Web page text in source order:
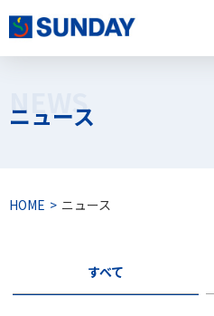
株式会社サンデー
NEWS
ニュース
HOME ニュース
すべて